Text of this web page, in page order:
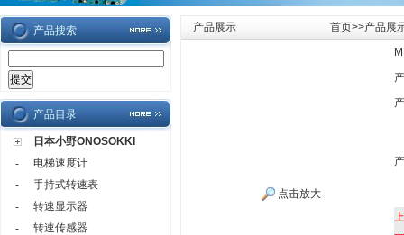
产品搜索
产品目录
日本小野ONOSOKKI
-
电梯速度计
-
手持式转速表
-
转速显示器
-
转速传感器
产品展示 首页>>产品展
点击放大